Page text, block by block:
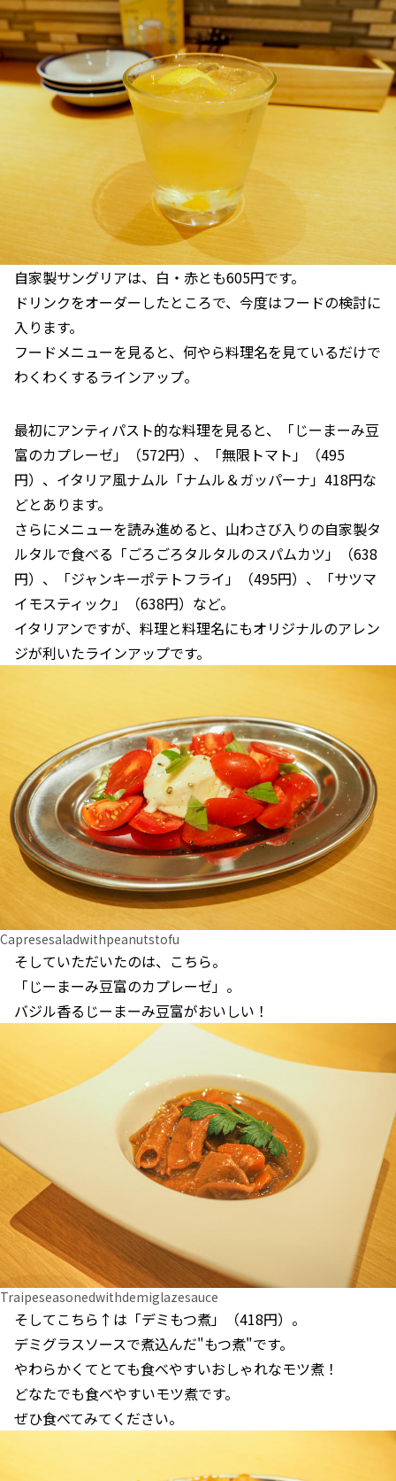
自家製サングリアは、白・赤とも605円です。
ドリンクをオーダーしたところで、今度はフードの検討に
入ります。
フードメニューを見ると、何やら料理名を見ているだけで
わくわくするラインアップ。
最初にアンティパスト的な料理を見ると、「じーまーみ豆
富のカプレーゼ」（572円）、「無限トマト」（495
円）、イタリア風ナムル「ナムル＆ガッパーナ」418円な
どとあります。
さらにメニューを読み進めると、山わさび入りの自家製タ
ルタルで食べる「ごろごろタルタルのスパムカツ」（638
円）、「ジャンキーポテトフライ」（495円）、「サツマ
イモスティック」（638円）など。
イタリアンですが、料理と料理名にもオリジナルのアレン
ジが利いたラインアップです。
Capresesaladwithpeanutstofu
そしていただいたのは、こちら。
「じーまーみ豆富のカプレーゼ」。
バジル香るじーまーみ豆富がおいしい！
Traipeseasonedwithdemiglazesauce
そしてこちら↑は「デミもつ煮」（418円）。
デミグラスソースで煮込んだ"もつ煮"です。
やわらかくてとても食べやすいおしゃれなモツ煮！
どなたでも食べやすいモツ煮です。
ぜひ食べてみてください。